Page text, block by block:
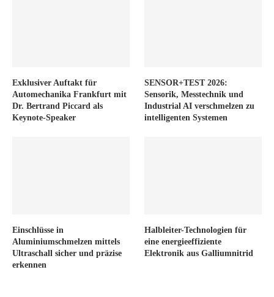
Exklusiver Auftakt für
Automechanika Frankfurt mit
Dr. Bertrand Piccard als
Keynote-Speaker
SENSOR+TEST 2026:
Sensorik, Messtechnik und
Industrial AI verschmelzen zu
intelligenten Systemen
Einschlüsse in
Aluminiumschmelzen mittels
Ultraschall sicher und präzise
erkennen
Halbleiter-Technologien für
eine energieeffiziente
Elektronik aus Galliumnitrid